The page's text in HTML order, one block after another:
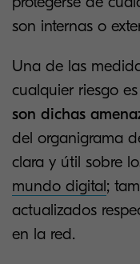
son internas o
Una de las
cualquier riesgo
son dichas
del organigrama
clara y útil sobre
mundo digital;
actualizados
en la red.